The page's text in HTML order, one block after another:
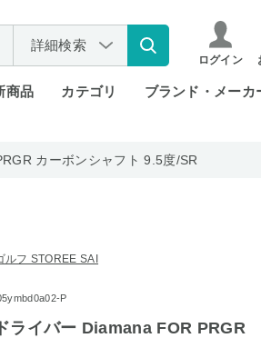
詳細検索
ログイン
商品 カテゴリ ブランド・メーカ
カーボンシャフト 9.5度/SR
ルフ STOREE SAI
P
ライバー Diamana FOR PRGR